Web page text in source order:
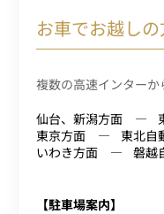
お車でお越しの
複数の高速インター
仙台、新潟方面
東京方面
東北自
いわき方面
磐越
【駐車場案内】